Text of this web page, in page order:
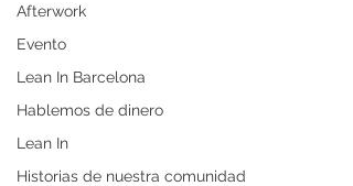
Afterwork
Evento
Lean In Barcelona
Hablemos de dinero
Lean In
Historias de nuestra comunidad